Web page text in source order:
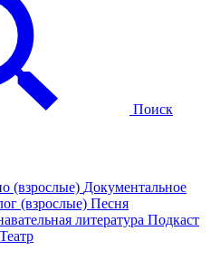
Поиск
(взрослые) Документальное
(взрослые) Песня
литература Подкаст
Театр